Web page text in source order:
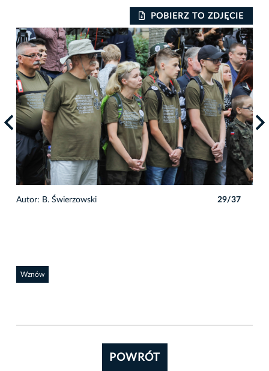
POBIERZ TO ZDJĘCIE
Autor: B. Świerzowski 29/37
Wznów
POWRÓT